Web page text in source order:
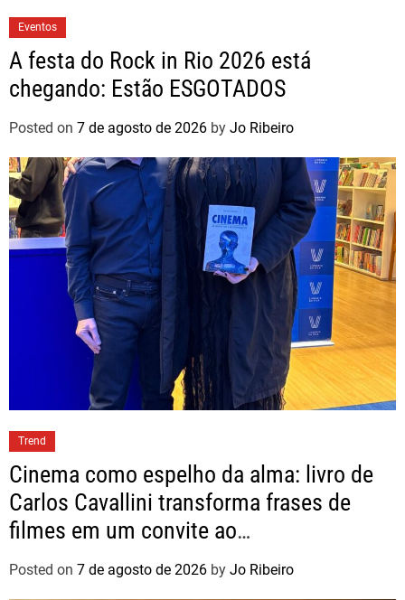
Eventos
A festa do Rock in Rio 2026 está
chegando: Estão ESGOTADOS
Posted on 7 de agosto de 2026 by Jo Ribeiro
Trend
Cinema como espelho da alma: livro de
Carlos Cavallini transforma frases de
filmes em um convite ao
autoconhecimento
Posted on 7 de agosto de 2026 by Jo Ribeiro